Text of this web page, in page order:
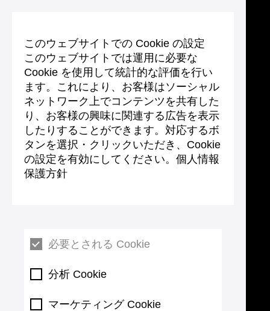
このウェブサイトでの Cookie の設定
このウェブサイトでは運用に必要な
Cookie を使用して統計的な評価を行い
ます。これにより、お客様はソーシャル
ネットワーク上でコンテンツを共有した
り、お客様の興味に関連する広告を表示
したりすることができます。対応するボ
タンを選択・クリックいただき、Cookie
の設定を有効にしてください。個人情報
保護方針
必要とされる Cookie
分析 Cookie
マーケティング Cookie